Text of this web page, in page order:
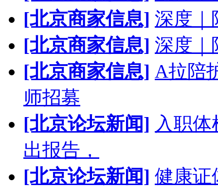
[北京商家信息] 深度｜
[北京商家信息] 深度｜
[北京商家信息] A拉陪
师招募
[北京论坛新闻] 入职
出报告，
[北京论坛新闻] 健康证